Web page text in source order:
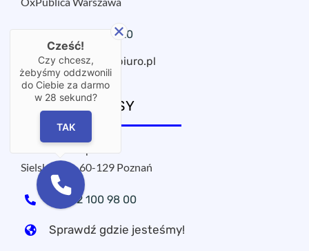
+48 22 295 11 20
oxpublica@mbiuro.pl
NASZE ADRESY
Sielska 17A, 60-129 Poznań
+48 22 100 98 00
Sprawdź gdzie jesteśmy!
Cześć!
Czy chcesz,
żebyśmy oddzwonili
do Ciebie za darmo
w 28 sekund?
TAK